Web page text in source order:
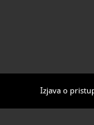
Izjava o